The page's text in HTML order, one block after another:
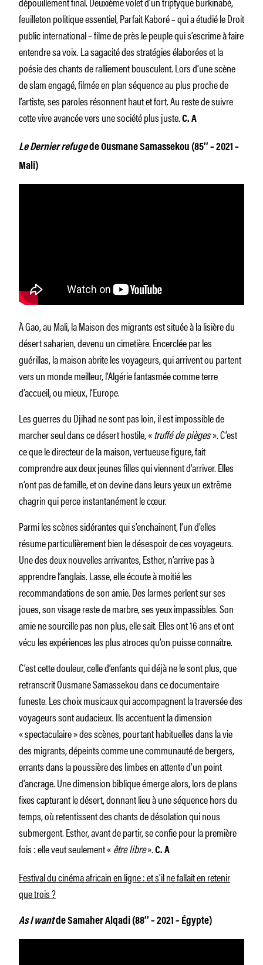
feuilleton politique essentiel, Parfait Kaboré – qui a étudié le Droit
public international – filme de près le peuple qui s’escrime à faire
entendre sa voix. La sagacité des stratégies élaborées et la
poésie des chants de ralliement bousculent. Lors d’une scène
de slam engagé, filmée en plan séquence au plus proche de
l’artiste, ses paroles résonnent haut et fort. Au reste de suivre
cette vive avancée vers une société plus juste. C. A
Le Dernier refugede Ousmane Samassekou (85’’ – 2021 –
Mali)
À Gao, au Mali, la Maison des migrants est située à la lisière du
désert saharien, devenu un cimetière. Encerclée par les
guérillas, la maison abrite les voyageurs, qui arrivent ou partent
vers un monde meilleur, l’Algérie fantasmée comme terre
d’accueil, ou mieux, l’Europe.
Les guerres du Djihad ne sont pas loin, il est impossible de
marcher seul dans ce désert hostile, «truffé de pièges». C’est
ce que le directeur de la maison, vertueuse figure, fait
comprendre aux deux jeunes filles qui viennent d’arriver. Elles
n’ont pas de famille, et on devine dans leurs yeux un extrême
chagrin qui perce instantanément le cœur.
Parmi les scènes sidérantes qui s’enchaînent, l’un d’elles
résume particulièrement bien le désespoir de ces voyageurs.
Une des deux nouvelles arrivantes, Esther, n’arrive pas à
apprendre l’anglais. Lasse, elle écoute à moitié les
recommandations de son amie. Des larmes perlent sur ses
joues, son visage reste de marbre, ses yeux impassibles. Son
amie ne sourcille pas non plus, elle sait. Elles ont 16 ans et ont
vécu les expériences les plus atroces qu’on puisse connaître.
C’est cette douleur, celle d’enfants qui déjà ne le sont plus, que
retranscrit Ousmane Samassekou dans ce documentaire
funeste. Les choix musicaux qui accompagnent la traversée des
voyageurs sont audacieux. Ils accentuent la dimension
« spectaculaire » des scènes, pourtant habituelles dans la vie
des migrants, dépeints comme une communauté de bergers,
errants dans la poussière des limbes en attente d’un point
d’ancrage. Une dimension biblique émerge alors, lors de plans
fixes capturant le désert, donnant lieu à une séquence hors du
temps, où retentissent des chants de désolation qui nous
submergent. Esther, avant de partir, se confie pour la première
fois : elle veut seulement «être libre». C. A
Festival du cinéma africain en ligne : et s’il ne fallait en retenir
que trois ?
As I wantde Samaher Alqadi (88’’ – 2021 – Égypte)